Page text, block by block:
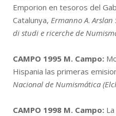
Emporion en tesoros del
Catalunya, Ermanno A. Arslan
di studi e ricerche de
CAMPO 1995 M. Campo:
Hispania las primeras
Nacional de Numismática
CAMPO 1998 M. Campo: